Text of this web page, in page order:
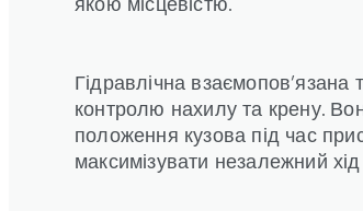
Гідравлічна
контролю нахилу та крену.
положення кузова під час
максимізувати незалежний